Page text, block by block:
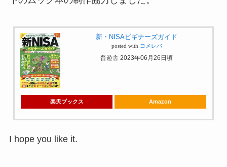
新・NISAビギナーズガイド
posted with ヨメレバ
晋遊舎 2023年06月26日頃
楽天ブックス Amazon
I hope you like it.